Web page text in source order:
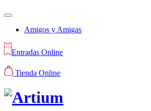
Amigos y Amigas
Entradas Online
Tienda Online